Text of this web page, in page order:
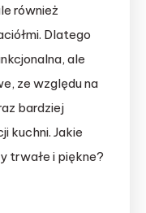
również
Dlatego
ale
ze względu na
bardziej
kuchni. Jakie
trwałe i piękne?